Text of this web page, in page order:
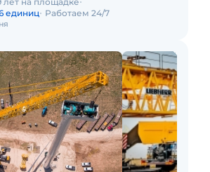
единиц Работаем 24/7